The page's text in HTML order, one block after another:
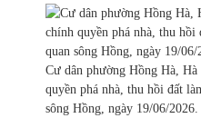
Cư dân phường Hồng Hà,
quyền phá nhà, thu hồi đất
sông Hồng, ngày 19/06/